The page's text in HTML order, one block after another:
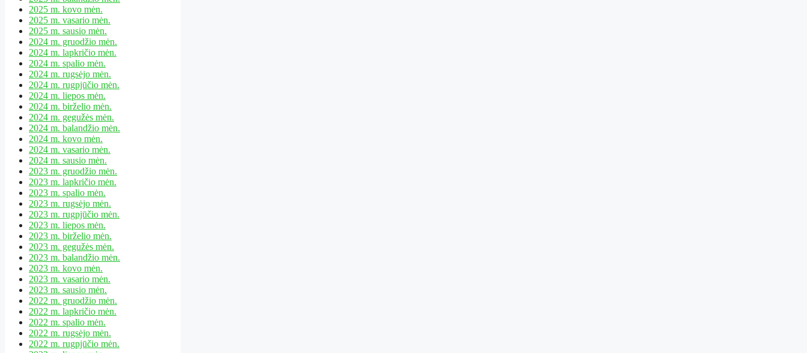
2025 m. kovo mėn.
2025 m. vasario mėn.
2025 m. sausio mėn.
2024 m. gruodžio mėn.
2024 m. lapkričio mėn.
2024 m. spalio mėn.
2024 m. rugsėjo mėn.
2024 m. rugpjūčio mėn.
2024 m. liepos mėn.
2024 m. birželio mėn.
2024 m. gegužės mėn.
2024 m. balandžio mėn.
2024 m. kovo mėn.
2024 m. vasario mėn.
2024 m. sausio mėn.
2023 m. gruodžio mėn.
2023 m. lapkričio mėn.
2023 m. spalio mėn.
2023 m. rugsėjo mėn.
2023 m. rugpjūčio mėn.
2023 m. liepos mėn.
2023 m. birželio mėn.
2023 m. gegužės mėn.
2023 m. balandžio mėn.
2023 m. kovo mėn.
2023 m. vasario mėn.
2023 m. sausio mėn.
2022 m. gruodžio mėn.
2022 m. lapkričio mėn.
2022 m. spalio mėn.
2022 m. rugsėjo mėn.
2022 m. rugpjūčio mėn.